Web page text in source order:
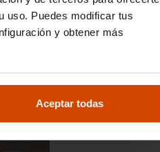
uso. Puedes modificar tus
y obtener más
Aceptar todas